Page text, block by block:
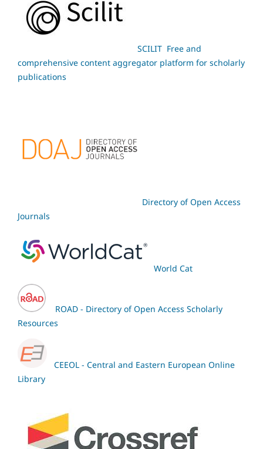
SCILIT Free and
comprehensive content aggregator platform for scholarly
publications
Directory of Open Access
Journals
World Cat
ROAD - Directory of Open Access Scholarly
Resources
CEEOL - Central and Eastern European Online
Library